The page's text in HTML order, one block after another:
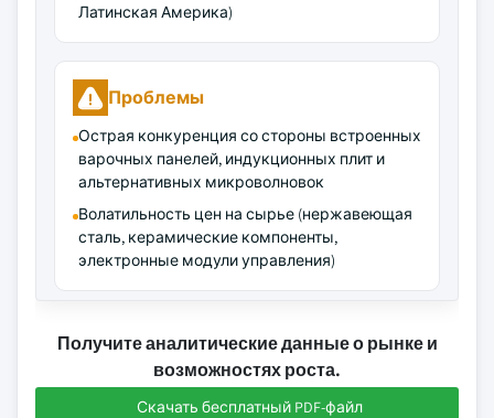
Латинская Америка)
Проблемы
Острая конкуренция со стороны встроенных
варочных панелей, индукционных плит и
альтернативных микроволновок
Волатильность цен на сырье (нержавеющая
сталь, керамические компоненты,
электронные модули управления)
Получите аналитические данные о рынке и
возможностях роста.
Скачать бесплатный PDF-файл